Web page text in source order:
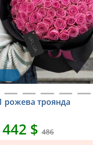
рожева троянда
442 $486